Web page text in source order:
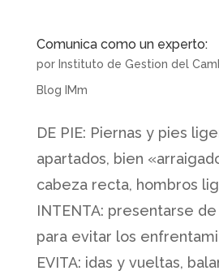
Comunica como un experto:
por Instituto de Gestion del
Blog IMm
DE PIE: Piernas y pies
apartados, bien
cabeza recta, hombros
INTENTA: presentarse
para evitar los
EVITA: idas y vueltas,